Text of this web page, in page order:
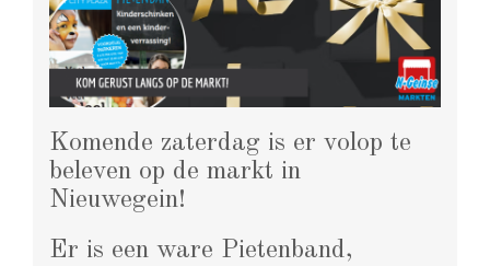
Komende zaterdag is er volop te
beleven op de markt in
Nieuwegein!
Er is een ware Pietenband,